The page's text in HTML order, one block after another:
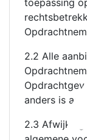
toepassing
2.2 Alle
anders is
2.3